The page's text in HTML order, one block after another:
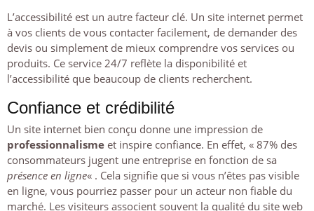
L’accessibilité est un autre facteur clé. Un site internet permet
à vos clients de vous contacter facilement, de demander des
devis ou simplement de mieux comprendre vos services ou
produits. Ce service 24/7 reflète la disponibilité et
l’accessibilité que beaucoup de clients recherchent.
Confiance et crédibilité
Un site internet bien conçu donne une impression de
professionnalisme et inspire confiance. En effet, « 87% des
consommateurs jugent une entreprise en fonction de sa
présence en ligne« . Cela signifie que si vous n’êtes pas visible
en ligne, vous pourriez passer pour un acteur non fiable du
marché. Les visiteurs associent souvent la qualité du site web